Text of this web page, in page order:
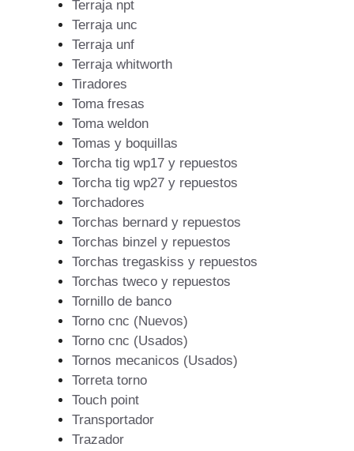
Terraja npt
Terraja unc
Terraja unf
Terraja whitworth
Tiradores
Toma fresas
Toma weldon
Tomas y boquillas
Torcha tig wp17 y repuestos
Torcha tig wp27 y repuestos
Torchadores
Torchas bernard y repuestos
Torchas binzel y repuestos
Torchas tregaskiss y repuestos
Torchas tweco y repuestos
Tornillo de banco
Torno cnc (Nuevos)
Torno cnc (Usados)
Tornos mecanicos (Usados)
Torreta torno
Touch point
Transportador
Trazador